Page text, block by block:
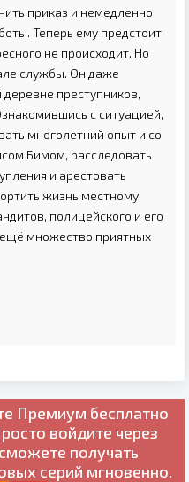
приказ и немедленно
Теперь ему предстоит
не происходит. Но
службы. Он даже
деревне преступников,
с ситуацией,
многолетний опыт и со
Бимом, расследовать
и арестовать
жизнь местному
полицейского и его
множество приятных
Премиум бесплатно
войдите через
получать
серий мгновенно.